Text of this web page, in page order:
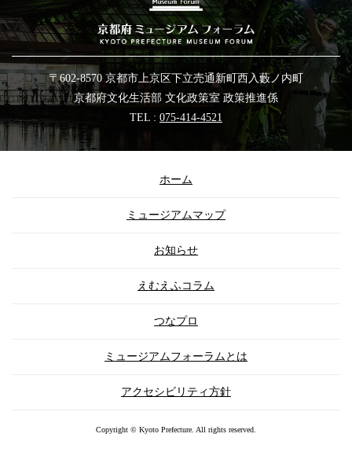
〒602-8570 京都市上京区下立売通新町西入藪ノ内町
京都府文化生活部 文化政策室 政策推進係
TEL : 075-414-4521
ホーム
ミュージアムマップ
お知らせ
えむえふコラム
つなプロ
ミュージアムフォーラムとは
アクセシビリティ方針
Copyright © Kyoto Prefecture. All rights reserved.